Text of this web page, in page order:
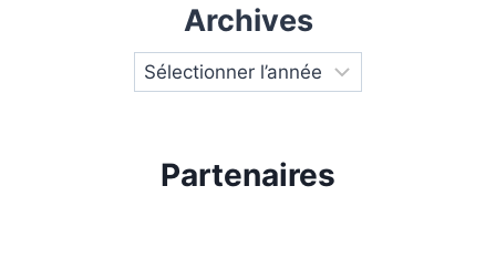
Archives
Partenaires